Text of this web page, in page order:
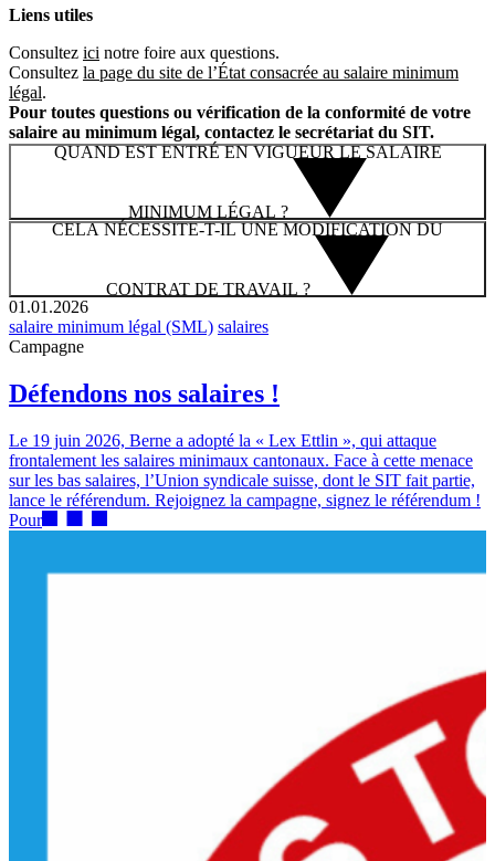
Liens utiles
Consultez ici notre foire aux questions.
Consultez la page du site de l’État consacrée au salaire minimum
légal.
Pour toutes questions ou vérification de la conformité de votre
salaire au minimum légal, contactez le secrétariat du SIT.
QUAND EST ENTRÉ EN VIGUEUR LE SALAIRE
MINIMUM LÉGAL ?
CELA NÉCESSITE-T-IL UNE MODIFICATION DU
CONTRAT DE TRAVAIL ?
01.01.2026
salaire minimum légal (SML) salaires
Campagne
Défendons nos salaires !
Le 19 juin 2026, Berne a adopté la « Lex Ettlin », qui attaque
frontalement les salaires minimaux cantonaux. Face à cette menace
sur les bas salaires, l’Union syndicale suisse, dont le SIT fait partie,
lance le référendum. Rejoignez la campagne, signez le référendum !
Pour